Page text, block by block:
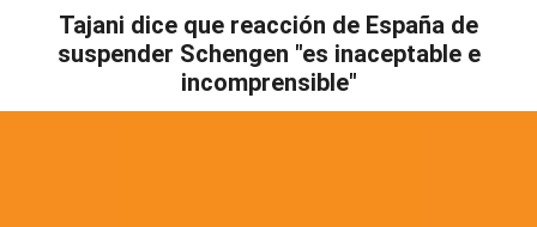
Tajani dice que reacción de España de
suspender Schengen "es inaceptable e
incomprensible"